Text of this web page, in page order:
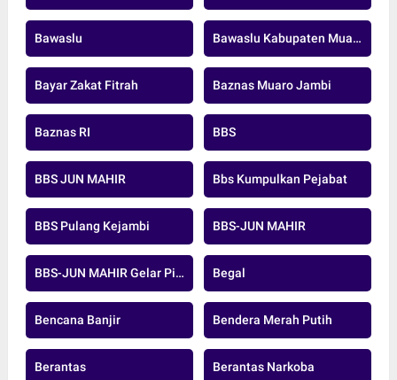
Bawaslu Bawaslu Kabupaten Muaro Jambi
Bayar Zakat Fitrah Baznas Muaro Jambi
Baznas RI BBS
BBS JUN MAHIR Bbs Kumpulkan Pejabat
BBS Pulang Kejambi BBS-JUN MAHIR
BBS-JUN MAHIR Gelar Pidato Pertama Begal
Bencana Banjir Bendera Merah Putih
Berantas Berantas Narkoba